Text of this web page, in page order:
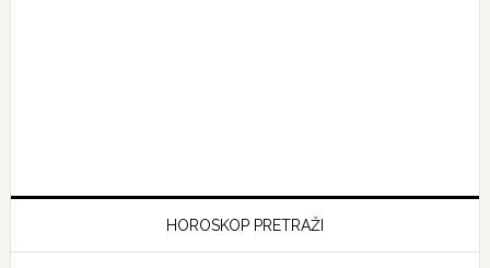
HOROSKOP PRETRAŽI